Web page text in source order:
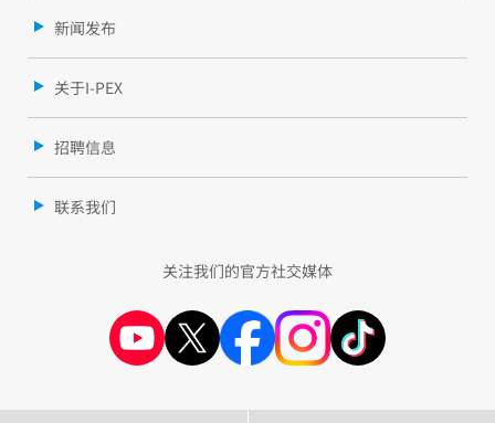
新闻发布
关于I-PEX
招聘信息
联系我们
关注我们的官方社交媒体